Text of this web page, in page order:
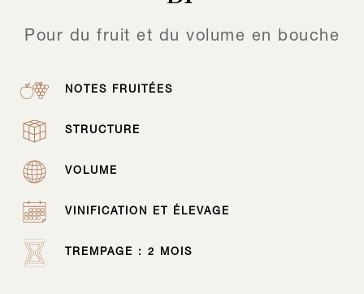
Pour du fruit et du volume en bouche
NOTES FRUITÉES
STRUCTURE
VOLUME
VINIFICATION ET ÉLEVAGE
TREMPAGE : 2 MOIS